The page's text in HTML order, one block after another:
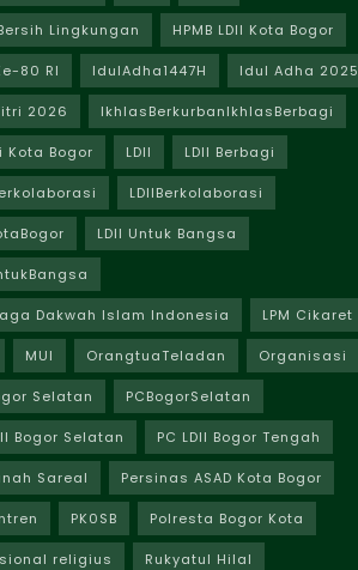
Lingkungan HPMB LDII Kota Bogor
80 RI IdulAdha1447H Idul Adha 2025
2026 IkhlasBerkurbanIkhlasBerbagi
Kota Bogor LDII LDII Berbagi
LDIIBerkolaborasi
LDII Untuk Bangsa
Dakwah Islam Indonesia LPM Cikaret
MUI OrangtuaTeladan Organisasi
Selatan PCBogorSelatan
Bogor Selatan PC LDII Bogor Tengah
Sareal Persinas ASAD Kota Bogor
PK0SB Polresta Bogor Kota
religius Rukyatul Hilal